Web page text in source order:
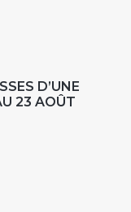
D’UNE
23 AOÛT